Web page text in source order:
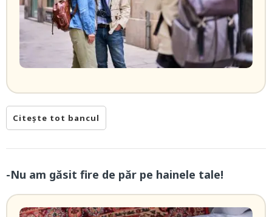
Citește tot bancul
-Nu am găsit fire de păr pe hainele tale!